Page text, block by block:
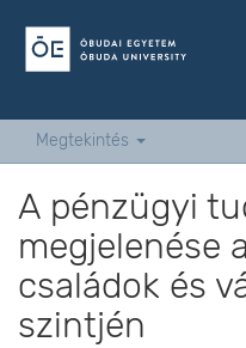
Megtekintés
A pénzügyi
megjelenése
családok és
szintjén